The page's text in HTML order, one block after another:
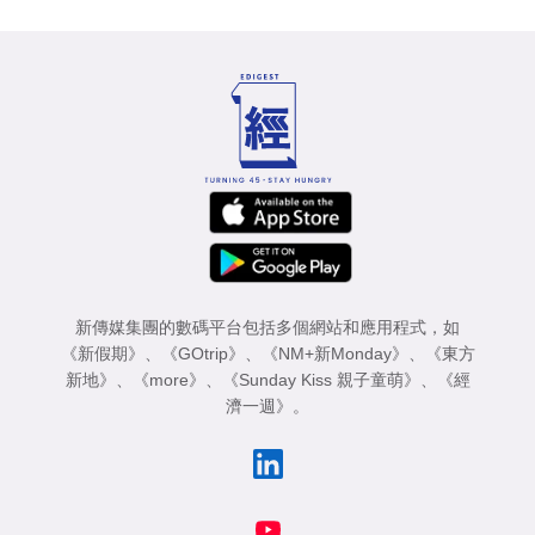
新傳媒集團的數碼平台包括多個網站和應用程式，如
《新假期》 、 《GOtrip》 、 《NM+新Monday》 、
《東方
新地》 、 《more》 、 《Sunday Kiss 親子童萌》 、
《經
濟一週》 。